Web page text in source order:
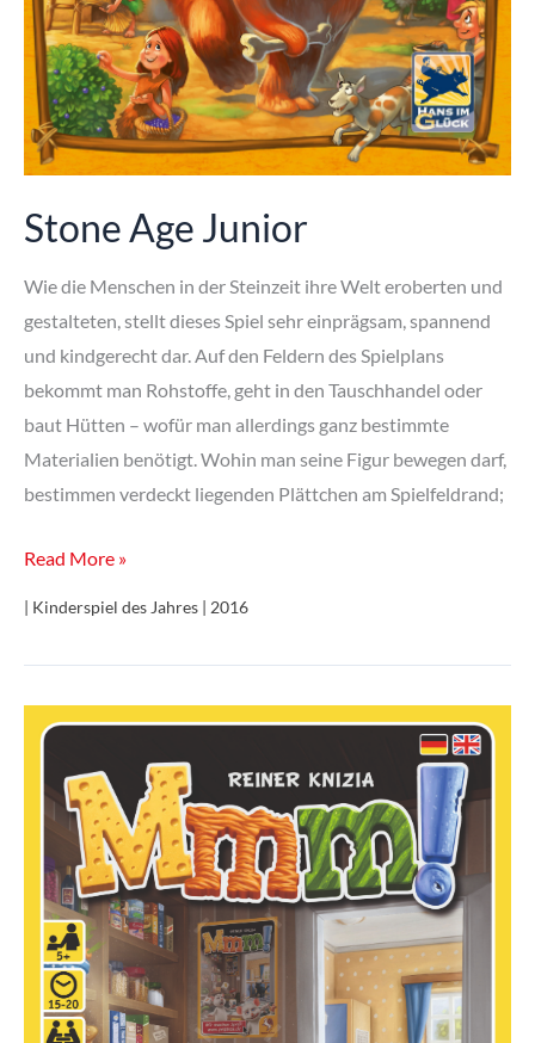
Stone Age Junior
Wie die Menschen in der Steinzeit ihre Welt eroberten und
gestalteten, stellt dieses Spiel sehr einprägsam, spannend
und kindgerecht dar. Auf den Feldern des Spielplans
bekommt man Rohstoffe, geht in den Tauschhandel oder
baut Hütten – wofür man allerdings ganz bestimmte
Materialien benötigt. Wohin man seine Figur bewegen darf,
bestimmen verdeckt liegenden Plättchen am Spielfeldrand;
Stone
Read More »
| Kinderspiel des Jahres | 2016